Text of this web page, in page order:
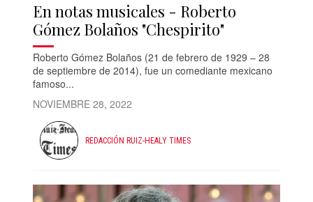
En notas musicales - Roberto
Gómez Bolaños "Chespirito"
Roberto Gómez Bolaños (21 de febrero de 1929 – 28
de septiembre de 2014), fue un comediante mexicano
famoso...
NOVIEMBRE 28, 2022
REDACCIÓN RUIZ-HEALY TIMES